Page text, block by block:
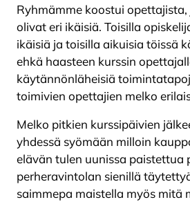
Ryhmämme koostui
olivat eri ikäisiä. Toisilla
ikäisiä ja toisilla aikuisia töissä
ehkä haasteen kurssin
käytännönläheisiä
toimivien opettajien melko
Melko pitkien kurssipäivien
yhdessä syömään milloin
elävän tulen uunissa paistettua
perheravintolan sienillä
saimmepa maistella myös mitä